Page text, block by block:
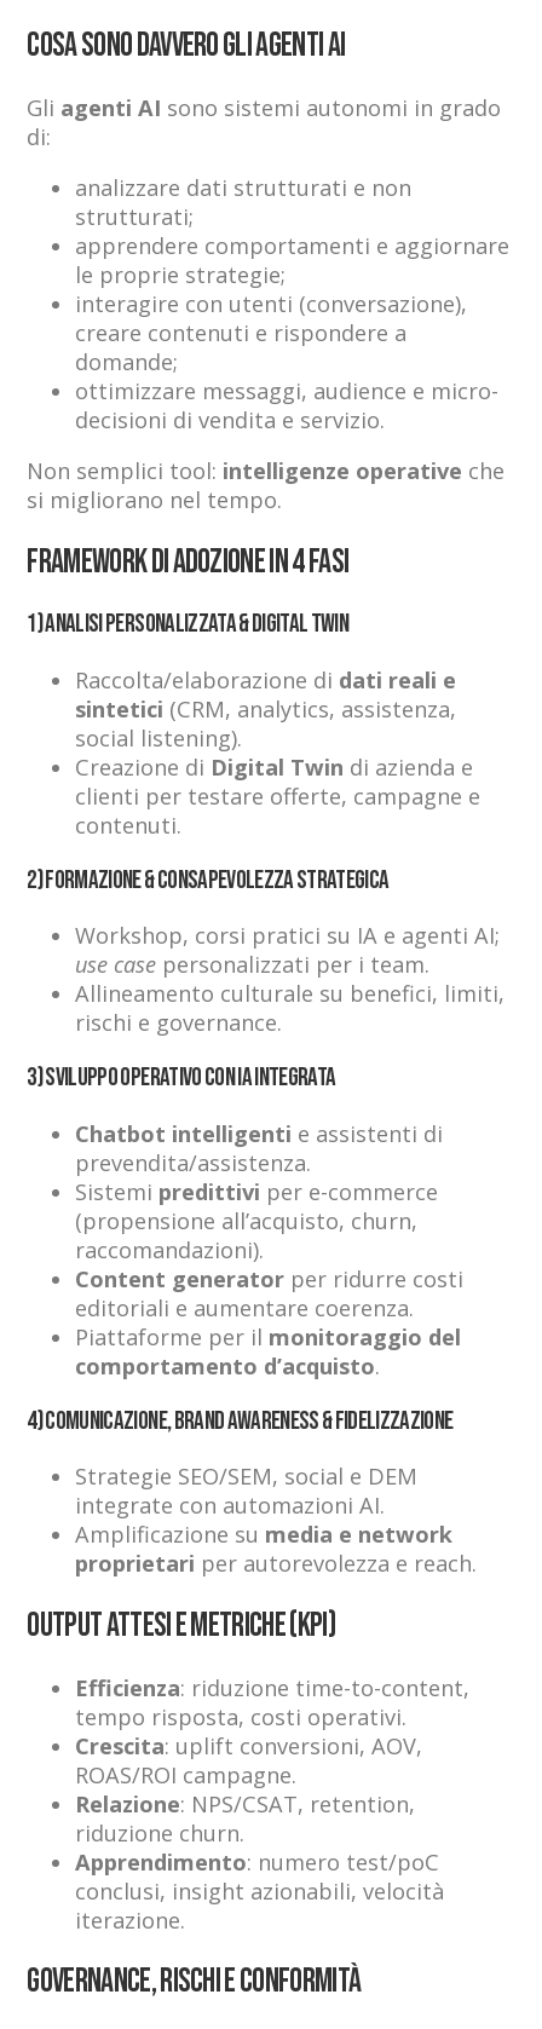
Cosa sono davvero gli agenti AI
Gli agenti AI sono sistemi autonomi in grado
di:
analizzare dati strutturati e non
strutturati;
apprendere comportamenti e aggiornare
le proprie strategie;
interagire con utenti (conversazione),
creare contenuti e rispondere a
domande;
ottimizzare messaggi, audience e micro-
decisioni di vendita e servizio.
Non semplici tool: intelligenze operative che
si migliorano nel tempo.
Framework di adozione in 4 fasi
1) Analisi personalizzata & Digital Twin
Raccolta/elaborazione di dati reali e
sintetici (CRM, analytics, assistenza,
social listening).
Creazione di Digital Twin di azienda e
clienti per testare offerte, campagne e
contenuti.
2) Formazione & consapevolezza strategica
Workshop, corsi pratici su IA e agenti AI;
use case personalizzati per i team.
Allineamento culturale su benefici, limiti,
rischi e governance.
3) Sviluppo operativo con IA integrata
Chatbot intelligenti e assistenti di
prevendita/assistenza.
Sistemi predittivi per e-commerce
(propensione all’acquisto, churn,
raccomandazioni).
Content generator per ridurre costi
editoriali e aumentare coerenza.
Piattaforme per il monitoraggio del
comportamento d’acquisto.
4) Comunicazione, brand awareness & fidelizzazione
Strategie SEO/SEM, social e DEM
integrate con automazioni AI.
Amplificazione su media e network
proprietari per autorevolezza e reach.
Output attesi e metriche (KPI)
Efficienza: riduzione time-to-content,
tempo risposta, costi operativi.
Crescita: uplift conversioni, AOV,
ROAS/ROI campagne.
Relazione: NPS/CSAT, retention,
riduzione churn.
Apprendimento: numero test/poC
conclusi, insight azionabili, velocità
iterazione.
Governance, rischi e conformità